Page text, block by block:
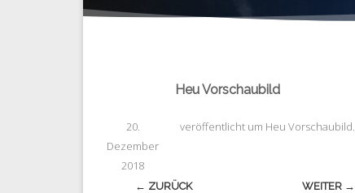
Heu Vorschaubild
veröffentlicht
20.
Dezember
2018
um Heu Vorschaubild.
← ZURÜCK WEITER →